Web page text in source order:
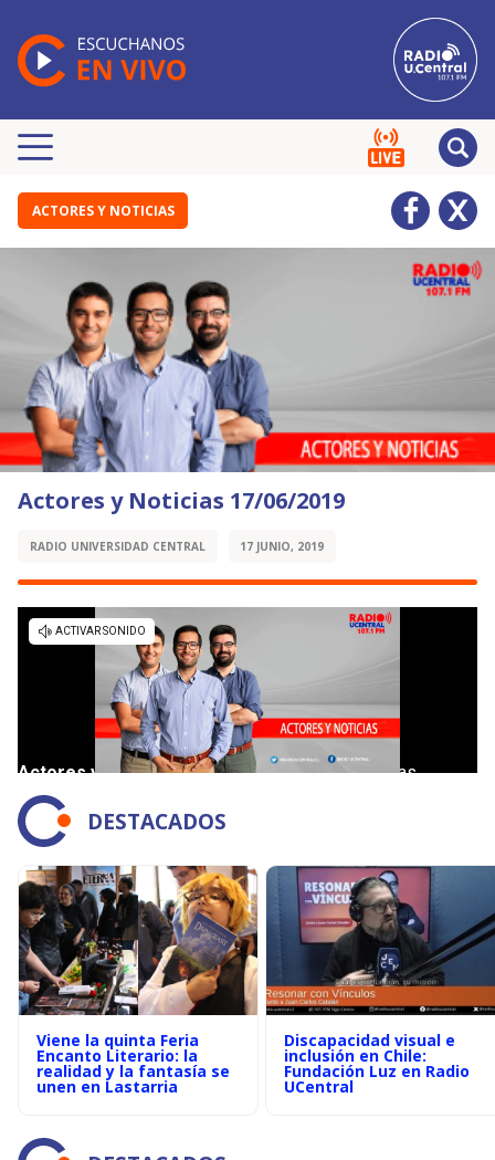
ACTORES Y NOTICIAS
Actores y Noticias 17/06/2019
RADIO UNIVERSIDAD CENTRAL 17 JUNIO, 2019
DESTACADOS
Viene la quinta Feria
Encanto Literario: la
realidad y la fantasía se
unen en Lastarria
Discapacidad visual e
inclusión en Chile:
Fundación Luz en Radio
UCentral